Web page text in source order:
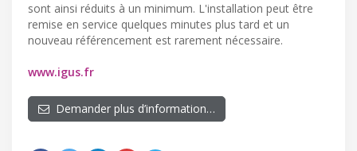
sont ainsi réduits à un minimum. L'installation peut être
remise en service quelques minutes plus tard et un
nouveau référencement est rarement nécessaire.
www.igus.fr
Demander plus d’information…